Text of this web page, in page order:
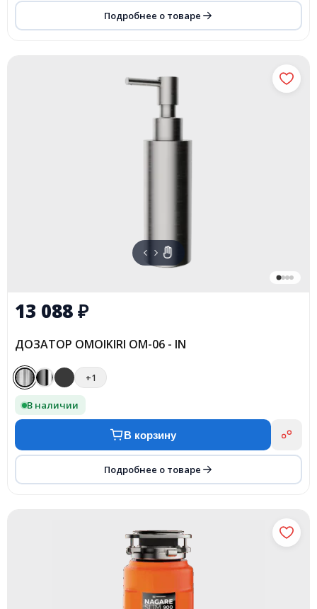
Подробнее о товаре
13 088₽
ДОЗАТОР OMOIKIRI OM-06 - IN
+1
В наличии
В корзину
Подробнее о товаре